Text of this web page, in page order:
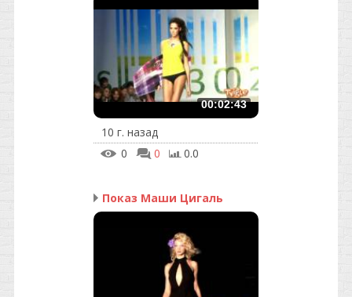
00:02:43
10 г. назад
0
0 0.0
Показ Маши Цигаль